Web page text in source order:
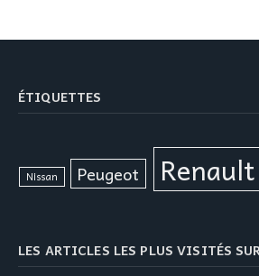
ÉTIQUETTES
Nissan Peugeot Renault
LES ARTICLES LES PLUS VISITÉS